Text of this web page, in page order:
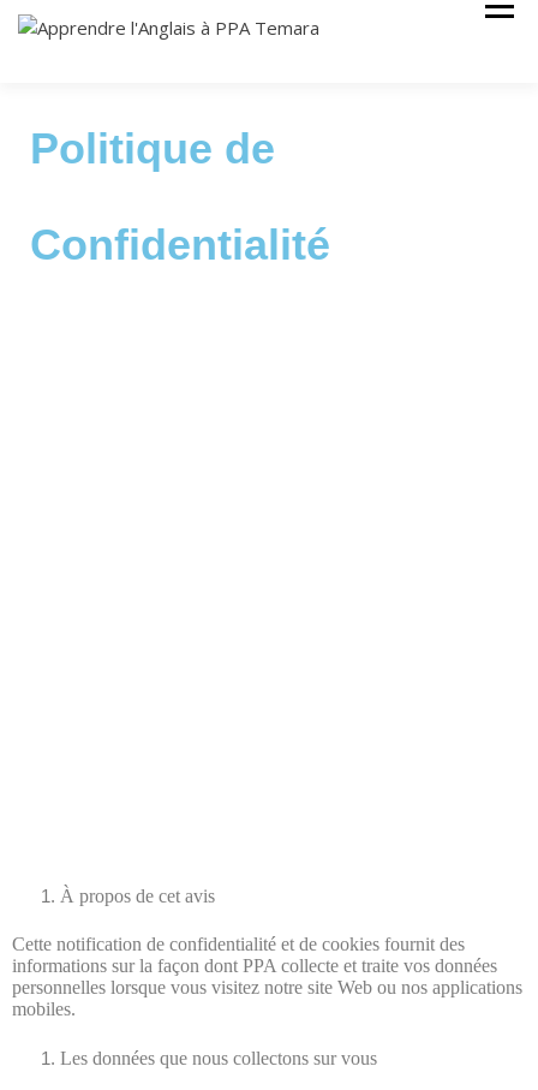
Politique de
Confidentialité
À propos de cet avis
Cette notification de confidentialité et de cookies fournit des
informations sur la façon dont PPA collecte et traite vos données
personnelles lorsque vous visitez notre site Web ou nos applications
mobiles.
Les données que nous collectons sur vous